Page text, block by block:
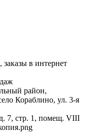
заказы в интернет
район,
Кораблино, ул. 3-я
7, стр. 1, помещ. VIII